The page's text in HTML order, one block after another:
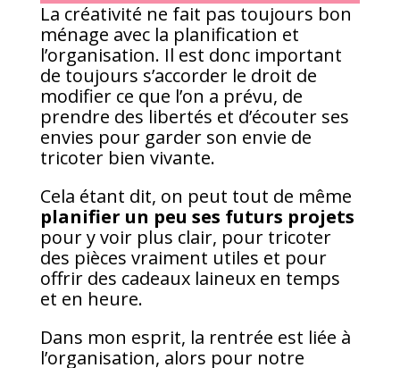
La créativité ne fait pas toujours bon
ménage avec la planification et
l’organisation. Il est donc important
de toujours s’accorder le droit de
modifier ce que l’on a prévu, de
prendre des libertés et d’écouter ses
envies pour garder son envie de
tricoter bien vivante.
Cela étant dit, on peut tout de même
planifier un peu ses futurs projets
pour y voir plus clair, pour tricoter
des pièces vraiment utiles et pour
offrir des cadeaux laineux en temps
et en heure.
Dans mon esprit, la rentrée est liée à
l’organisation, alors pour notre